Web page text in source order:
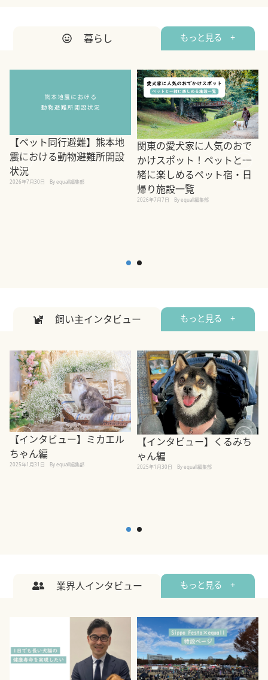
暮らし もっと見る +
【ペット同行避難】熊本地
震における動物避難所開設
状況
2026年7月30日 By equall編集部
関東の愛犬家に人気のおで
かけスポット！ペットと一
緒に楽しめるペット宿・日
帰り施設一覧
2026年7月7日 By equall編集部
飼い主インタビュー もっと見る +
【インタビュー】ミカエル
ちゃん編
2025年1月31日 By equall編集部
【インタビュー】くるみち
ゃん編
2025年1月30日 By equall編集部
業界人インタビュー もっと見る +